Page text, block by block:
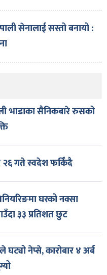
सेनालाई सस्तो बनायो :
भाडाका सैनिकबारे रुसको
२६ गते स्वदेश फर्किँदै
घरको नक्सा
३३ प्रतिशत छुट
घट्यो नेप्से, कारोबार ४ अर्ब